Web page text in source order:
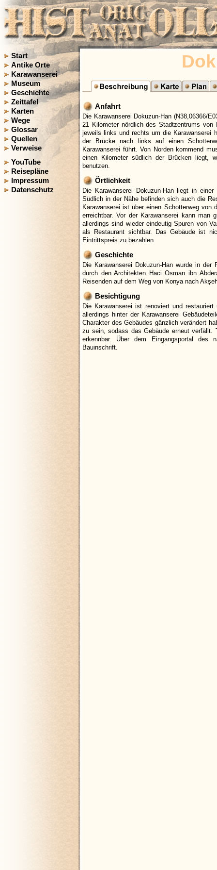
Start
Antike Orte
Karawanserei
Museum
Geschichte
Zeittafel
Karten
Wege
Glossar
Quellen
Verweise
YouTube
Reisepläne
Impressum
Datenschutz
Anfahrt
Die Karawanserei Dokuzun-Han (N38,06366/
21 Kilometer nördlich des Stadtzentrums von
jeweils links und rechts um die Karawanserei
der Brücke nach links auf einen
Karawanserei führt. Von Norden kommend
einen Kilometer südlich der Brücken liegt,
benutzen.
Örtlichkeit
Die Karawanserei Dokuzun-Han liegt in
Südlich in der Nähe befinden sich auch die
Karawanserei ist über einen Schotterweg von
erreichtbar. Vor der Karawanserei kann man
allerdings sind wieder eindeutig Spuren von
als Restaurant sichtbar. Das Gebäude ist
Eintrittspreis zu bezahlen.
Geschichte
Die Karawanserei Dokuzun-Han wurde in
durch den Architekten Haci Osman ibn
Reisenden auf dem Weg von Konya nach
Besichtigung
Die Karawanserei ist renoviert und
allerdings hinter der Karawanserei
Charakter des Gebäudes gänzlich verändert
zu sein, sodass das Gebäude erneut verfällt.
erkennbar. Über dem Eingangsportal des
Bauinschrift.